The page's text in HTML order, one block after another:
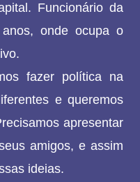
Funcionário da
onde ocupa o
fazer política na
e queremos
apresentar
amigos, e assim
ideias.